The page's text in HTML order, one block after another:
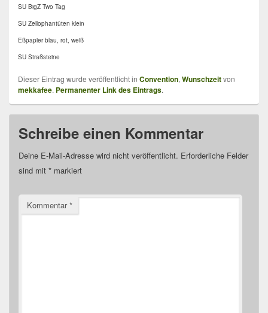
SU BigZ Two Tag
SU Zellophantüten klein
Eßpapier blau, rot, weiß
SU Straßsteine
Dieser Eintrag wurde veröffentlicht in Convention, Wunschzeitvon
mekkafee. Permanenter Link des Eintrags.
Schreibe einen Kommentar
Deine E-Mail-Adresse wird nicht veröffentlicht. Erforderliche Felder
sind mit * markiert
Kommentar*